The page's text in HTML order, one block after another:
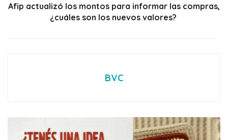
Afip actualizó los montos para informar las compras,
¿cuáles son los nuevos valores?
BVC